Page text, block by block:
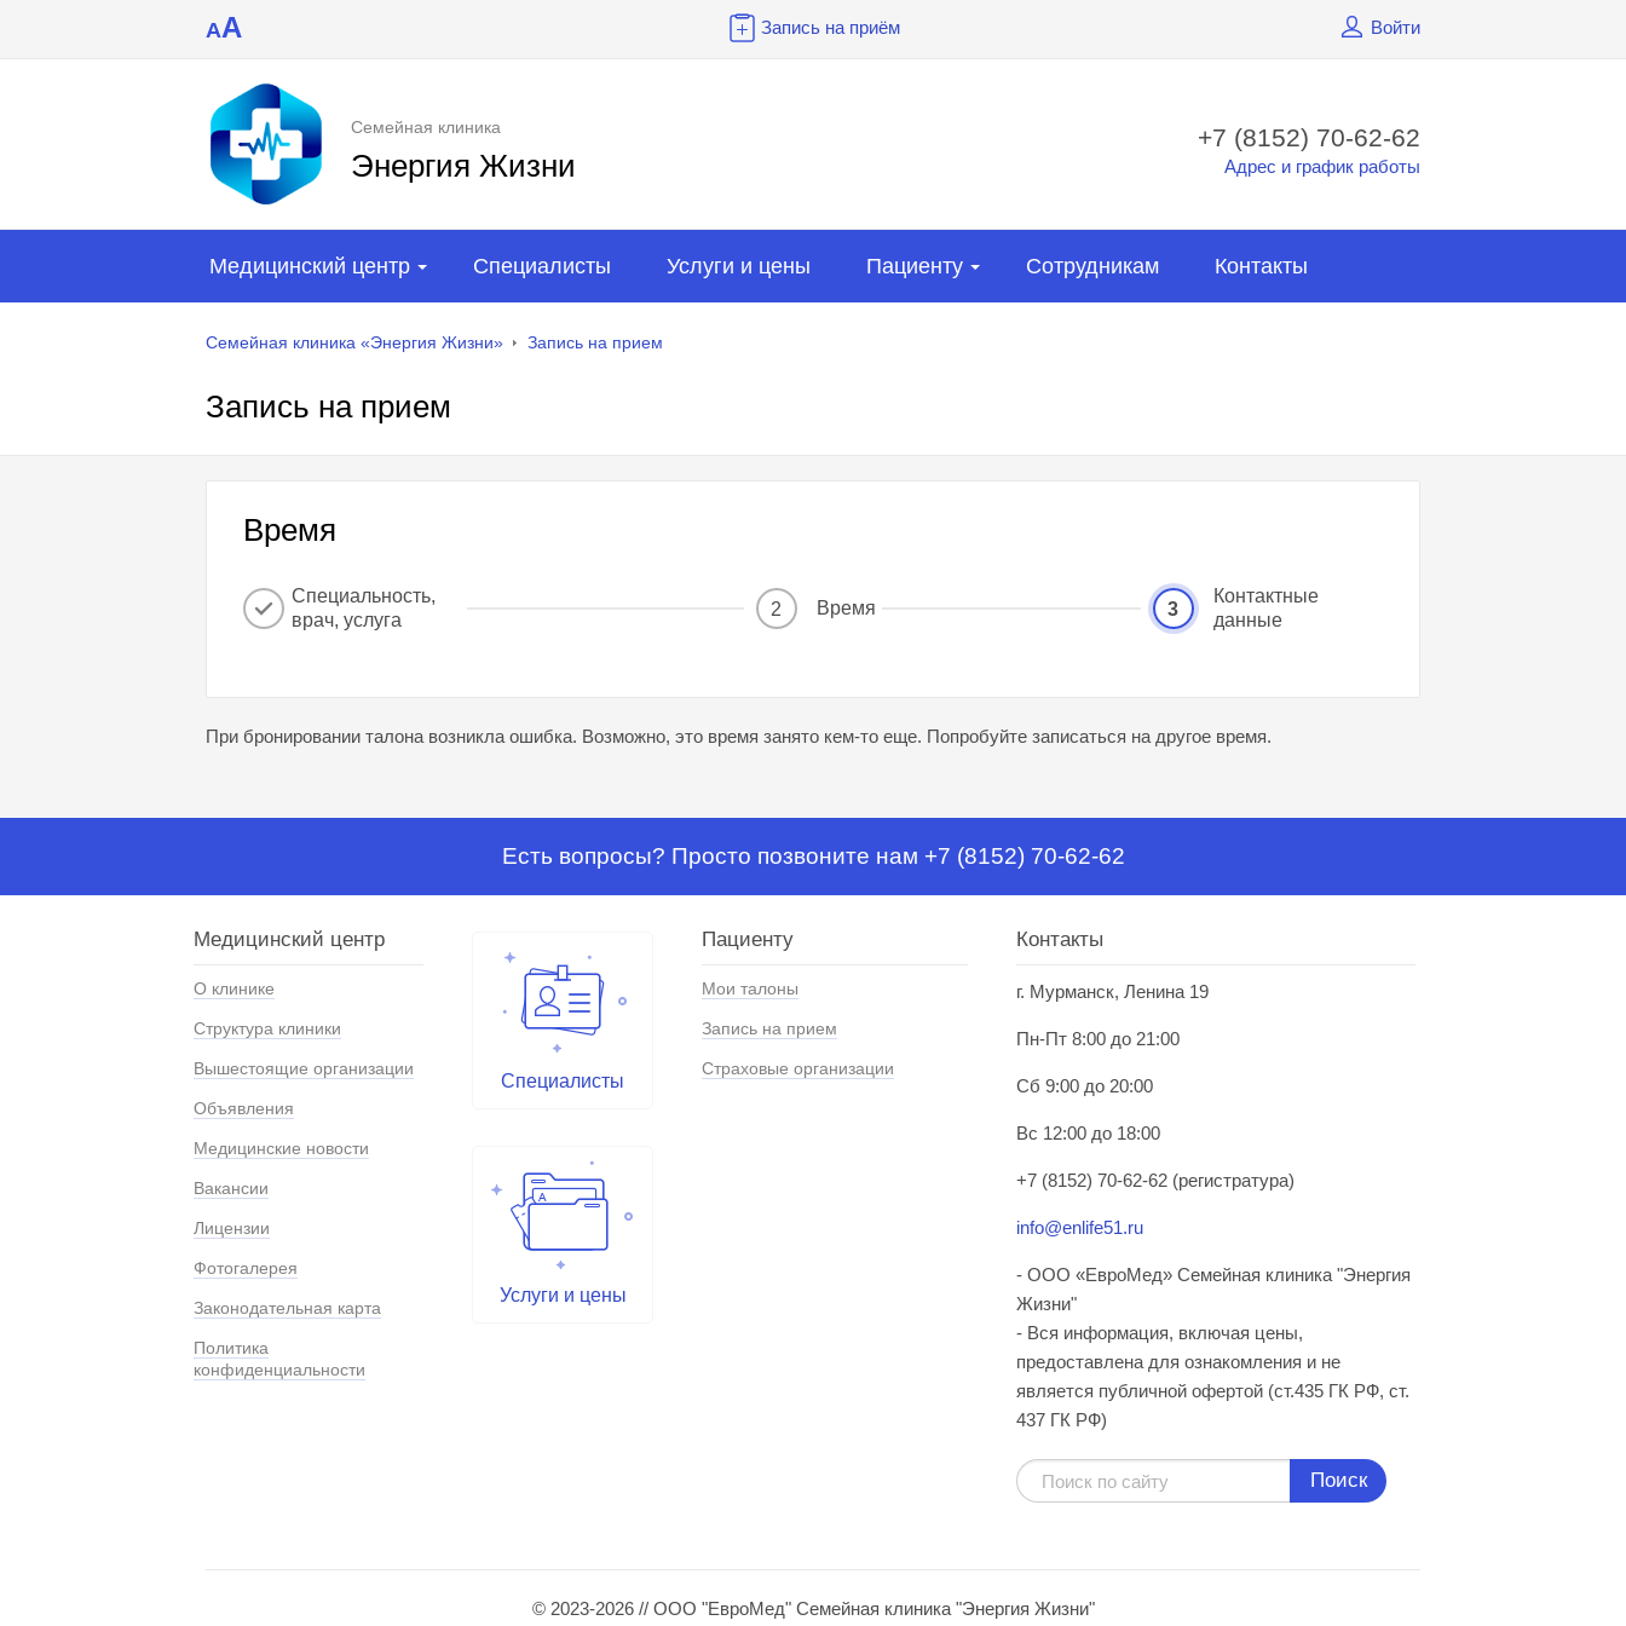
AA Запись на приём Войти
Семейная клиника
Энергия Жизни
+7 (8152) 70-62-62
Адрес и график работы
Медицинский центр Специалисты Услуги и цены Пациенту Сотрудникам Контакты
Семейная клиника «Энергия Жизни» Запись на прием
Запись на прием
Время
Специальность,
врач, услуга
2 Время 3
Контактные
данные
При бронировании талона возникла ошибка. Возможно, это время занято кем-то еще. Попробуйте записаться на другое время.
Есть вопросы? Просто позвоните нам +7 (8152) 70-62-62
Медицинский центр
О клинике
Структура клиники
Вышестоящие организации
Объявления
Медицинские новости
Вакансии
Лицензии
Фотогалерея
Законодательная карта
Политика
конфиденциальности
Специалисты
Услуги и цены
Пациенту
Мои талоны
Запись на прием
Страховые организации
Контакты
г. Мурманск, Ленина 19
Пн-Пт 8:00 до 21:00
Сб 9:00 до 20:00
Вс 12:00 до 18:00
+7 (8152) 70-62-62 (регистратура)
info@enlife51.ru
- ООО «ЕвроМед» Семейная клиника "Энергия
Жизни"
- Вся информация, включая цены,
предоставлена для ознакомления и не
является публичной офертой (ст.435 ГК РФ, cт.
437 ГК РФ)
Поиск
© 2023-2026 // ООО "ЕвроМед" Семейная клиника "Энергия Жизни"